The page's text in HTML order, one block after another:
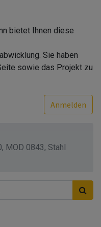
bietet Ihnen diese
Sie haben
sowie das Projekt zu
Anmelden
MOD 0843, Stahl